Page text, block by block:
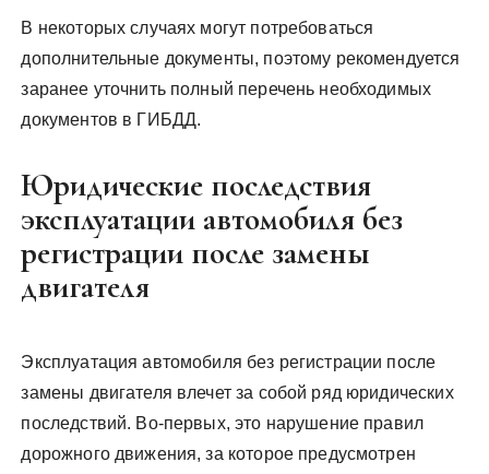
В некоторых случаях могут потребоваться
дополнительные документы, поэтому рекомендуется
заранее уточнить полный перечень необходимых
документов в ГИБДД.
Юридические последствия
эксплуатации автомобиля без
регистрации после замены
двигателя
Эксплуатация автомобиля без регистрации после
замены двигателя влечет за собой ряд юридических
последствий. Во-первых, это нарушение правил
дорожного движения, за которое предусмотрен